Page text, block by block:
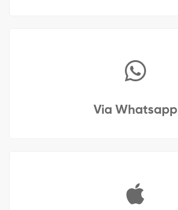
Via Whatsapp